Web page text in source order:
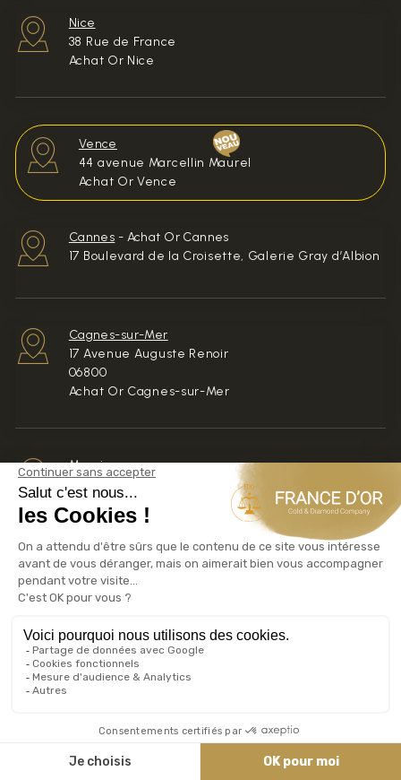
Nice
38 Rue de France
Achat Or Nice
Vence
44 avenue Marcellin Maurel
Achat Or Vence
Cannes - Achat Or Cannes
17 Boulevard de la Croisette, Galerie Gray d’Albion
Cagnes-sur-Mer
17 Avenue Auguste Renoir
06800
Achat Or Cagnes-sur-Mer
Mougins
66 avenue de Tournamy
Achat Or Mougins
Toulon
6 rue Lamalgue
Calculateur TMP TPV
Taxe sur les Plus Values